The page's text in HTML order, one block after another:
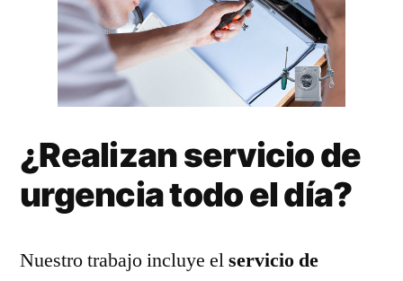
¿Realizan servicio de
urgencia todo el día?
Nuestro trabajo incluye elservicio de